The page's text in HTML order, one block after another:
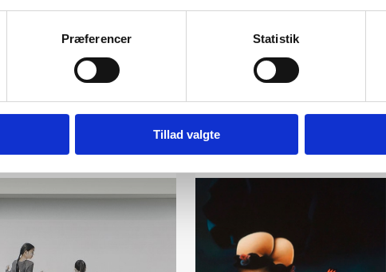
Præferencer Statistik
Tillad valgte